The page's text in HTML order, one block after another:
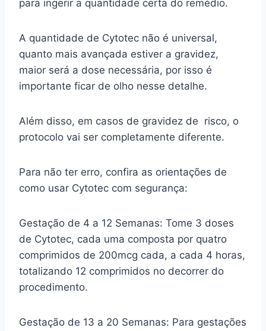
para ingerir a quantidade certa do remédio.
A quantidade de Cytotec não é universal,
quanto mais avançada estiver a gravidez,
maior será a dose necessária, por isso é
importante ficar de olho nesse detalhe.
Além disso, em casos de gravidez de risco, o
protocolo vai ser completamente diferente.
Para não ter erro, confira as orientações de
como usar Cytotec com segurança:
Gestação de 4 a 12 Semanas: Tome 3 doses
de Cytotec, cada uma composta por quatro
comprimidos de 200mcg cada, a cada 4 horas,
totalizando 12 comprimidos no decorrer do
procedimento.
Gestação de 13 a 20 Semanas: Para gestações